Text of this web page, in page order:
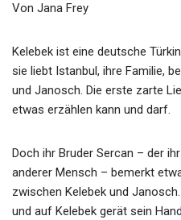
Von Jana Frey
Kelebek ist eine deutsche
sie liebt Istanbul, ihre Familie,
und Janosch. Die erste zarte
etwas erzählen kann und darf.
Doch ihr Bruder Sercan – der
anderer Mensch – bemerkt
zwischen Kelebek und
und auf Kelebek gerät sein